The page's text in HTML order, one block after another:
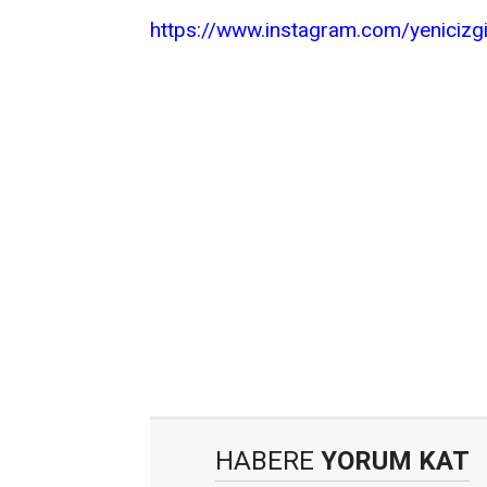
https://www.instagram.com/
HABERE YORUM KAT